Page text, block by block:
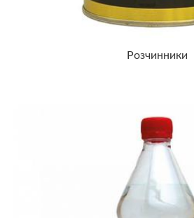
Розчинники